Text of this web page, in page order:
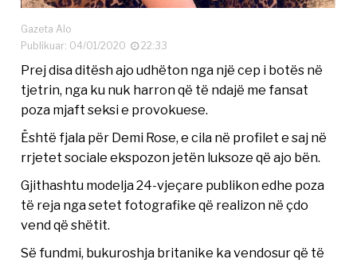
Gazeta Alo
Publikuar: 04/01/2020
22:33
Prej disa ditësh ajo udhëton nga një cep i botës në
tjetrin, nga ku nuk harron që të ndajë me fansat
poza mjaft seksi e provokuese.
Është fjala për Demi Rose, e cila në profilet e saj në
rrjetet sociale ekspozon jetën luksoze që ajo bën.
Gjithashtu modelja 24-vjeçare publikon edhe poza
të reja nga setet fotografike që realizon në çdo
vend që shëtit.
Së fundmi, bukuroshja britanike ka vendosur që të